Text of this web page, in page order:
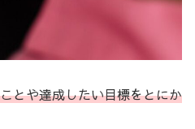
や達成したい目標をとにか